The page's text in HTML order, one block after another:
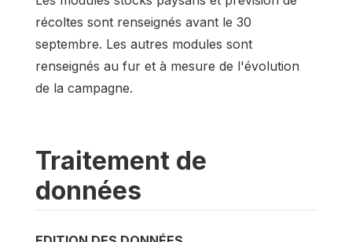
récoltes sont renseignés avant le 30
septembre. Les autres modules sont
renseignés au fur et à mesure de l'évolution
de la campagne.
Traitement de
données